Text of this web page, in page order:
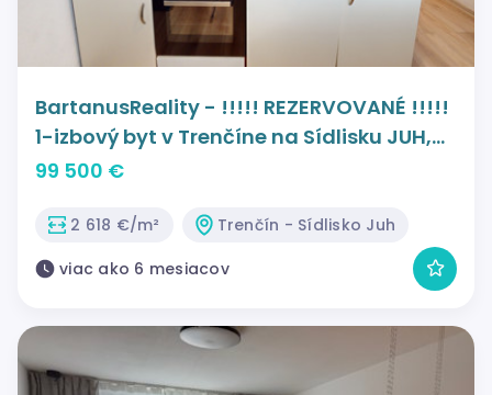
BartanusReality - !!!!! REZERVOVANÉ !!!!!
1-izbový byt v Trenčíne na Sídlisku JUH,
ul. Lavičkova.
99 500 €
2 618 €/m²
Trenčín - Sídlisko Juh
viac ako 6 mesiacov